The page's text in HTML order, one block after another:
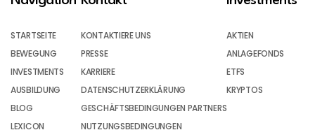
STARTSEITE
BEWEGUNG
INVESTMENTS
AUSBILDUNG
BLOG
LEXICON
KONTAKTIERE UNS
PRESSE
KARRIERE
DATENSCHUTZERKLÄRUNG
GESCHÄFTSBEDINGUNGEN PARTNERS
NUTZUNGSBEDINGUNGEN
AKTIEN
ANLAGEFONDS
ETFS
KRYPTOS